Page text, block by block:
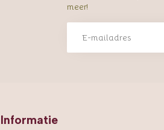
meer!
Informatie